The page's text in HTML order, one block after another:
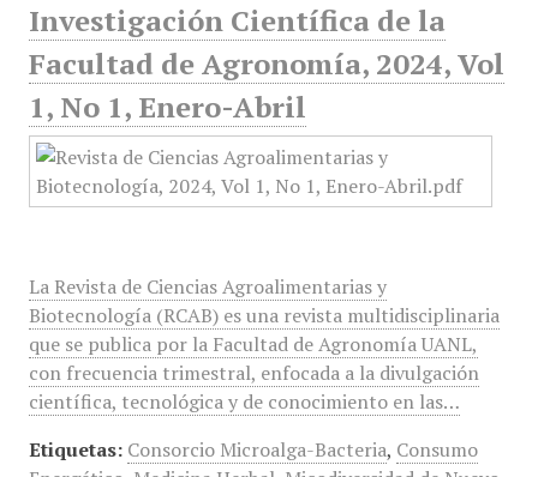
Investigación Científica de la
Facultad de Agronomía, 2024, Vol
1, No 1, Enero-Abril
La Revista de Ciencias Agroalimentarias y
Biotecnología (RCAB) es una revista multidisciplinaria
que se publica por la Facultad de Agronomía UANL,
con frecuencia trimestral, enfocada a la divulgación
científica, tecnológica y de conocimiento en las…
Etiquetas: Consorcio Microalga-Bacteria, Consumo